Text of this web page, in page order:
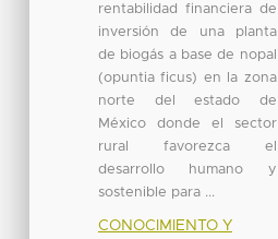
rentabilidad financiera de
inversión de una planta
de biogás a base de nopal
(opuntia ficus) en la zona
norte del estado de
México donde el sector
rural favorezca el
desarrollo humano y
sostenible para ...
CONOCIMIENTO Y